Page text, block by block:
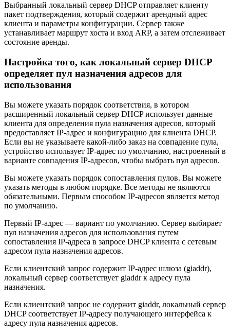
Выбранный локальный сервер DHCP отправляет клиенту
пакет подтверждения, который содержит арендный адрес
клиента и параметры конфигурации. Сервер также
устанавливает маршрут хоста и вход ARP, а затем отслеживает
состояние аренды.
Настройка того, как локальный сервер DHCP
определяет пул назначения адресов для
использования
Вы можете указать порядок соответствия, в котором
расширенный локальный сервер DHCP использует данные
клиента для определения пула назначения адресов, который
предоставляет IP-адрес и конфигурацию для клиента DHCP.
Если вы не указываете какой-либо заказ на совпадение пула,
устройство использует IP-адрес по умолчанию, настроенный в
варианте совпадения IP-адресов, чтобы выбрать пул адресов.
Вы можете указать порядок сопоставления пулов. Вы можете
указать методы в любом порядке. Все методы не являются
обязательными. Первым способом IP-адресов является метод
по умолчанию.
Первый IP-адрес — вариант по умолчанию. Сервер выбирает
пул назначения адресов для использования путем
сопоставления IP-адреса в запросе DHCP клиента с сетевым
адресом пула назначения адресов.
Если клиентский запрос содержит IP-адрес шлюза (giaddr),
локальный сервер соответствует giaddr к адресу пула
назначения.
Если клиентский запрос не содержит giaddr, локальный сервер
DHCP соответствует IP-адресу получающего интерфейса к
адресу пула назначения адресов.